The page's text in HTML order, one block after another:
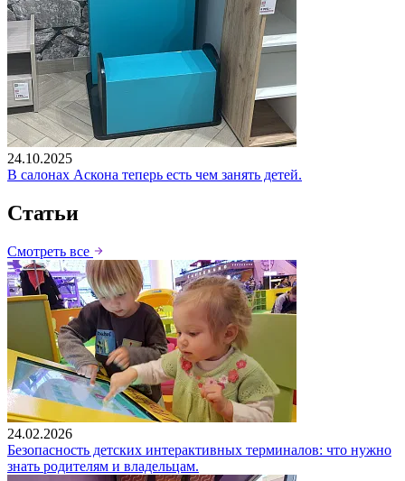
24.10.2025
В салонах Аскона теперь есть чем занять детей.
Статьи
Смотреть все
24.02.2026
Безопасность детских интерактивных терминалов: что нужно
знать родителям и владельцам.